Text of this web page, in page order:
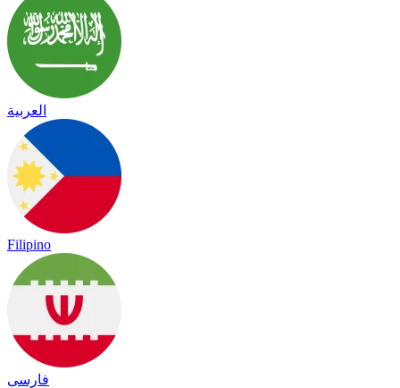
العربية
Filipino
فارسی